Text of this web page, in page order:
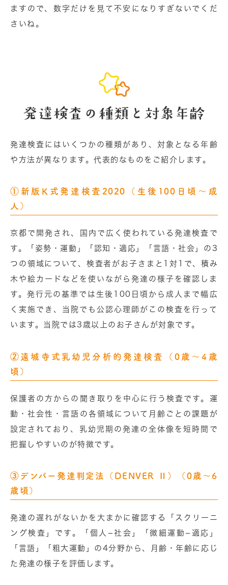
ますので、数字だけを見て不安になりすぎないでくだ
さいね。
発達検査の種類と対象年齢
発達検査にはいくつかの種類があり、対象となる年齢
や方法が異なります。代表的なものをご紹介します。
①新版K式発達検査2020（生後100日頃〜成
人）
京都で開発され、国内で広く使われている発達検査で
す。「姿勢・運動」「認知・適応」「言語・社会」の3
つの領域について、検査者がお子さまと1対1で、積み
木や絵カードなどを使いながら発達の様子を確認しま
す。発行元の基準では生後100日頃から成人まで幅広
く実施でき、当院でも公認心理師がこの検査を行って
います。 当院では3歳以上のお子さんが対象です。
②遠城寺式乳幼児分析的発達検査（0歳〜4歳
頃）
保護者の方からの聞き取りを中心に行う検査です。運
動・社会性・言語の各領域について月齢ごとの課題が
設定されており、乳幼児期の発達の全体像を短時間で
把握しやすいのが特徴です。
③デンバー発達判定法（DENVER Ⅱ）（0歳〜6
歳頃）
発達の遅れがないかを大まかに確認する「スクリーニ
ング検査」です。「個人−社会」「微細運動−適応」
「言語」「粗大運動」の4分野から、月齢・年齢に応じ
た発達の様子を評価します。